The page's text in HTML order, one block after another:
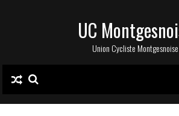
UC
Union Cycliste Montgesnoise